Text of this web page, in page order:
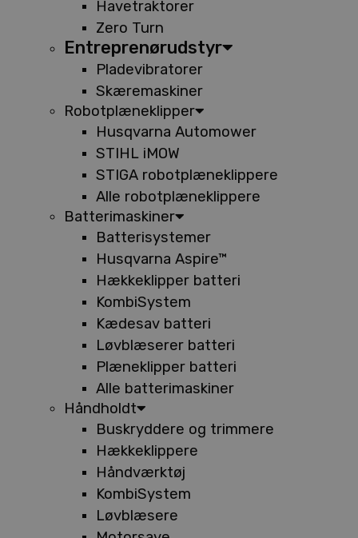
Havetraktorer
Zero Turn
Entreprenørudstyr
Pladevibratorer
Skæremaskiner
Robotplæneklipper
Husqvarna Automower
STIHL iMOW
STIGA robotplæneklippere
Alle robotplæneklippere
Batterimaskiner
Batterisystemer
Husqvarna Aspire™
Hækkeklipper batteri
KombiSystem
Kædesav batteri
Løvblæserer batteri
Plæneklipper batteri
Alle batterimaskiner
Håndholdt
Buskryddere og trimmere
Hækkeklippere
Håndværktøj
KombiSystem
Løvblæsere